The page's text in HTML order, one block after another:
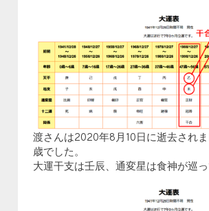
渡さんは2020年8月10日に逝去され
歳でした。
大運干支は壬辰、通変星は食神が巡っ